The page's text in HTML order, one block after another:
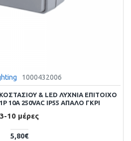
1000432006
& LED ΛΥΧΝΙΑ ΕΠΙΤΟΙΧΟ
10A 250VAC IP55 ΑΠΑΛΟ ΓΚΡΙ
3-10 μέρες
5,80€